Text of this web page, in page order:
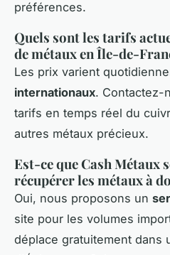
préférences.
Quels sont les tarifs
de métaux en Île-de-
Les prix varient
internationaux. Contactez-
tarifs en temps réel du
autres métaux précieux.
Est-ce que Cash Métaux
récupérer les métaux à
Oui, nous proposons un
site pour les volumes
déplace gratuitement dans